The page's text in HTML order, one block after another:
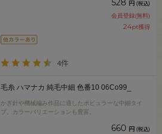
528 円 (税込)
会員登録(無料)
24pt獲得
4件
毛糸 ハマナカ 純毛中細 色番10 06Co99_
かぎ針や機械編み作品に適したポピュラーな中細タイ
プ。カラーバリエーションも豊富。
660 円 (税込)